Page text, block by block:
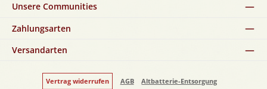
Unsere Communities
Zahlungsarten
Versandarten
Vertrag widerrufen AGB
Altbatterie-Entsorgung